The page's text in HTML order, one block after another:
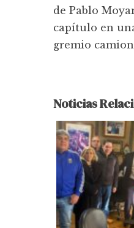
de Pablo
capítulo en
gremio
Noticias